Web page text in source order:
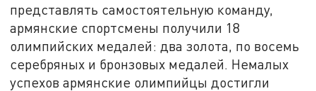
представлять самостоятельную команду,
армянские спортсмены получили 18
олимпийских медалей: два золота, по восемь
серебряных и бронзовых медалей. Немалых
успехов армянские олимпийцы достигли